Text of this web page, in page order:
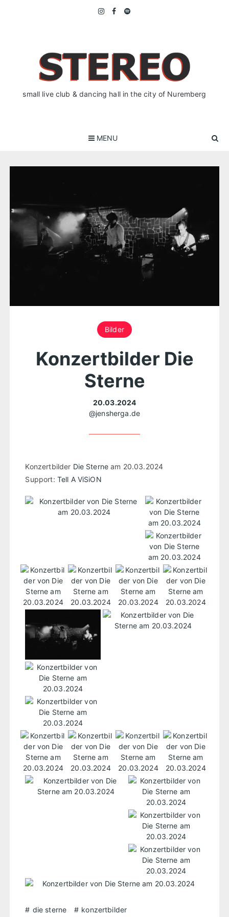
small live club & dancing hall in the city of Nuremberg
MENU
Bilder
Konzertbilder Die
Sterne
20.03.2024
@jensherga.de
Konzertbilder Die Sterne am 20.03.2024
Support: Tell A ViSiON
die sterne konzertbilder